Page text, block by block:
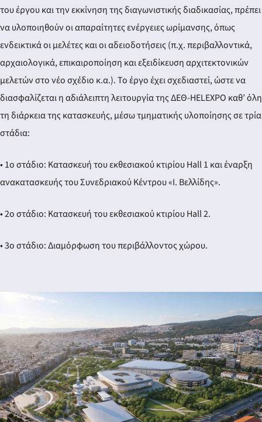
του έργου και την εκκίνηση της διαγωνιστικής διαδικασίας, πρέπει
να υλοποιηθούν οι απαραίτητες ενέργειες ωρίμανσης, όπως
ενδεικτικά οι μελέτες και οι αδειοδοτήσεις (π.χ. περιβαλλοντικά,
αρχαιολογικά, επικαιροποίηση και εξειδίκευση αρχιτεκτονικών
μελετών στο νέο σχέδιο κ.α.). Το έργο έχει σχεδιαστεί, ώστε να
διασφαλίζεται η αδιάλειπτη λειτουργία της ΔΕΘ-HELEXPO καθ’ όλη
τη διάρκεια της κατασκευής, μέσω τμηματικής υλοποίησης σε τρία
στάδια:
• 1ο στάδιο: Κατασκευή του εκθεσιακού κτιρίου Hall 1 και έναρξη
ανακατασκευής του Συνεδριακού Κέντρου «Ι. Βελλίδης».
• 2ο στάδιο: Κατασκευή του εκθεσιακού κτιρίου Hall 2.
• 3ο στάδιο: Διαμόρφωση του περιβάλλοντος χώρου.